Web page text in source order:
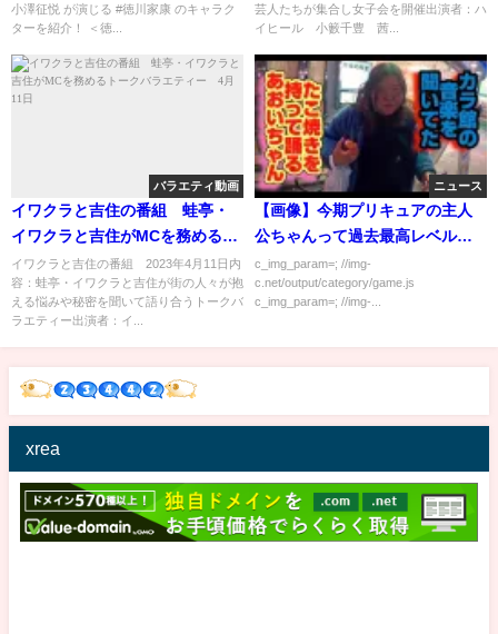
小澤征悦 が演じる #徳川家康 のキャラク
ターを紹介！ ＜徳...
芸人たちが集合し女子会を開催出演者：ハ
イヒール 小籔千豊 茜...
バラエティ動画
イワクラと吉住の番組 蛙亭・
イワクラと吉住がMCを務めるト
ークバラエティー 4月11日
イワクラと吉住の番組 2023年4月11日内
容：蛙亭・イワクラと吉住が街の人々が抱
える悩みや秘密を聞いて語り合うトークバ
ラエティー出演者：イ...
ニュース
【画像】今期プリキュアの主人
公ちゃんって過去最高レベルに
可愛い
c_img_param=; //img-
c.net/output/category/game.js
c_img_param=; //img-...
xrea